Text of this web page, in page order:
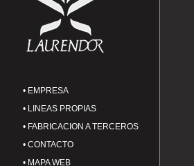
• EMPRESA
• LINEAS PROPIAS
• FABRICACION A TERCEROS
• CONTACTO
• MAPA WEB